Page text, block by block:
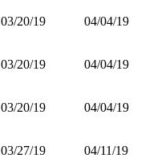
03/20/19 04/04/19
03/20/19 04/04/19
03/20/19 04/04/19
03/27/19 04/11/19